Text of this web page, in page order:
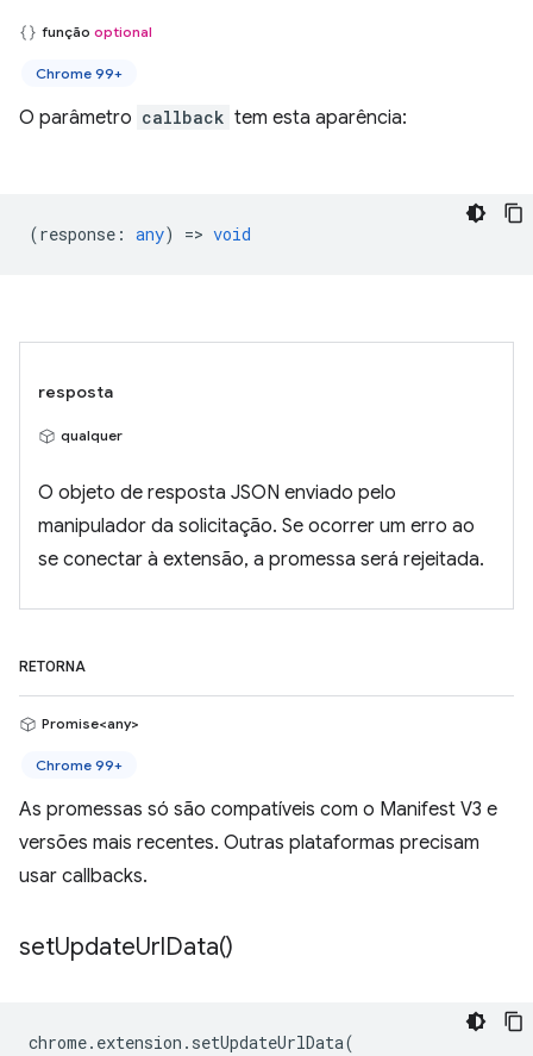
função optional
Chrome 99+
O parâmetro callback tem esta aparência:
(response : any) => void
resposta
qualquer
O objeto de resposta JSON enviado pelo
manipulador da solicitação. Se ocorrer um erro ao
se conectar à extensão, a promessa será rejeitada.
RETORNA
Promise<any>
Chrome 99+
As promessas só são compatíveis com o Manifest V3 e
versões mais recentes. Outras plataformas precisam
usar callbacks.
setUpdateUrlData()
chrome. extension . setUpdateUrlData(